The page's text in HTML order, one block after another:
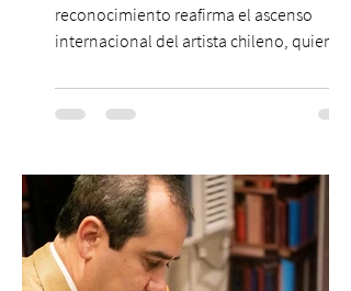
reconocimiento reafirma el ascenso
internacional del artista chileno, quien
en la escena global. MIAMI, FL (3 de agosto
de 2026) — FloyyMenor ha sido
Under 21 por tercer año consecutivo,
formando parte una vez más de la
selección anual de la publicación que
destaca a los artistas menores de 21 años
más influyentes de la industria musical.